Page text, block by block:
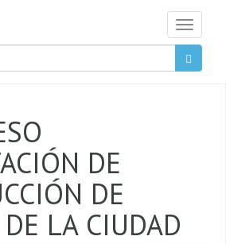
Toggle
DE
DE
LA CIUDAD